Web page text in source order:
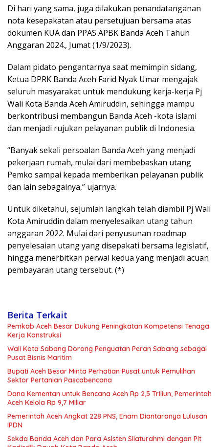
Di hari yang sama, juga dilakukan penandatanganan
nota kesepakatan atau persetujuan bersama atas
dokumen KUA dan PPAS APBK Banda Aceh Tahun
Anggaran 2024., Jumat (1/9/2023).
Dalam pidato pengantarnya saat memimpin sidang,
Ketua DPRK Banda Aceh Farid Nyak Umar mengajak
seluruh masyarakat untuk mendukung kerja-kerja Pj
Wali Kota Banda Aceh Amiruddin, sehingga mampu
berkontribusi membangun Banda Aceh -kota islami
dan menjadi rujukan pelayanan publik di Indonesia.
“Banyak sekali persoalan Banda Aceh yang menjadi
pekerjaan rumah, mulai dari membebaskan utang
Pemko sampai kepada memberikan pelayanan publik
dan lain sebagainya,” ujarnya.
Untuk diketahui, sejumlah langkah telah diambil Pj Wali
Kota Amiruddin dalam menyelesaikan utang tahun
anggaran 2022. Mulai dari penyusunan roadmap
penyelesaian utang yang disepakati bersama legislatif,
hingga menerbitkan perwal kedua yang menjadi acuan
pembayaran utang tersebut. (*)
Berita Terkait
Pemkab Aceh Besar Dukung Peningkatan Kompetensi Tenaga
Kerja Konstruksi
Wali Kota Sabang Dorong Penguatan Peran Sabang sebagai
Pusat Bisnis Maritim
Bupati Aceh Besar Minta Perhatian Pusat untuk Pemulihan
Sektor Pertanian Pascabencana
Dana Kementan untuk Bencana Aceh Rp 2,5 Triliun, Pemerintah
Aceh Kelola Rp 9,7 Miliar
Pemerintah Aceh Angkat 228 PNS, Enam Diantaranya Lulusan
IPDN
Sekda Banda Aceh dan Para Asisten Silaturahmi dengan Plt